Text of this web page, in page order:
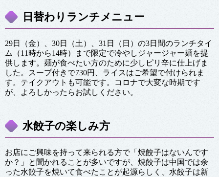
日替わりランチメニュー
29日（金）、30日（土）、31日（日）の3日間のランチタイ
ム（11時から14時）まで限定で冷やしジャージャー麺を提
供します。麺が食べたい方のために少しピリ辛に仕上げま
した。スープ付きで730円、ライスはご希望で付けられま
す。テイクアウトも可能です。コロナで大変な時期です
が、よろしかったらお試しください。
水餃子の楽しみ方
お店にご興味を持って来られる方で「焼餃子はないんです
か？」と聞かれることが多いですが、焼餃子は中国では余
った水餃子を焼いて食べたことが起源らしく、水餃子は新